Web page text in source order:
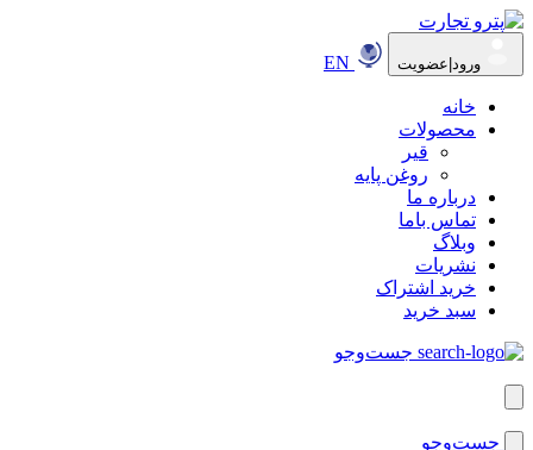
ورود|عضویت
خانه
محصولات
قیر
روغن پایه
درباره ما
تماس باما
وبلاگ
نشریات
خرید اشتراک
سبد خرید
جست‌وجو
جست‌وجو